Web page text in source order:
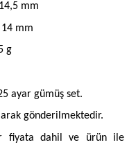
mm
14 mm
g
ayar gümüş set.
gönderilmektedir.
fiyata dahil ve ürün ile